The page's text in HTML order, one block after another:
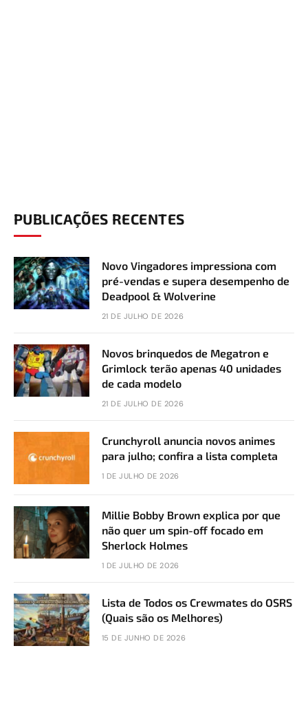
PUBLICAÇÕES RECENTES
Novo Vingadores impressiona com
pré-vendas e supera desempenho de
Deadpool & Wolverine
21 DE JULHO DE 2026
Novos brinquedos de Megatron e
Grimlock terão apenas 40 unidades
de cada modelo
21 DE JULHO DE 2026
Crunchyroll anuncia novos animes
para julho; confira a lista completa
1 DE JULHO DE 2026
Millie Bobby Brown explica por que
não quer um spin-off focado em
Sherlock Holmes
1 DE JULHO DE 2026
Lista de Todos os Crewmates do OSRS
(Quais são os Melhores)
15 DE JUNHO DE 2026